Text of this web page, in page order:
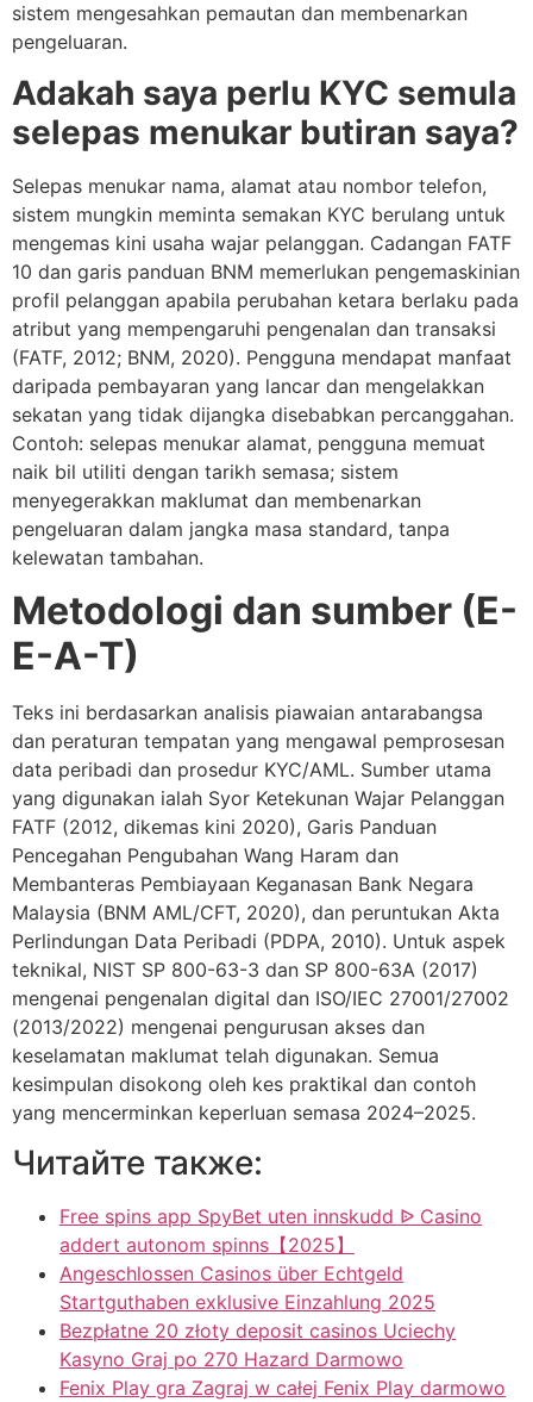
sistem mengesahkan pemautan dan membenarkan
pengeluaran.
Adakah saya perlu KYC semula
selepas menukar butiran saya?
Selepas menukar nama, alamat atau nombor telefon,
sistem mungkin meminta semakan KYC berulang untuk
mengemas kini usaha wajar pelanggan. Cadangan FATF
10 dan garis panduan BNM memerlukan pengemaskinian
profil pelanggan apabila perubahan ketara berlaku pada
atribut yang mempengaruhi pengenalan dan transaksi
(FATF, 2012; BNM, 2020). Pengguna mendapat manfaat
daripada pembayaran yang lancar dan mengelakkan
sekatan yang tidak dijangka disebabkan percanggahan.
Contoh: selepas menukar alamat, pengguna memuat
naik bil utiliti dengan tarikh semasa; sistem
menyegerakkan maklumat dan membenarkan
pengeluaran dalam jangka masa standard, tanpa
kelewatan tambahan.
Metodologi dan sumber (E-
E-A-T)
Teks ini berdasarkan analisis piawaian antarabangsa
dan peraturan tempatan yang mengawal pemprosesan
data peribadi dan prosedur KYC/AML. Sumber utama
yang digunakan ialah Syor Ketekunan Wajar Pelanggan
FATF (2012, dikemas kini 2020), Garis Panduan
Pencegahan Pengubahan Wang Haram dan
Membanteras Pembiayaan Keganasan Bank Negara
Malaysia (BNM AML/CFT, 2020), dan peruntukan Akta
Perlindungan Data Peribadi (PDPA, 2010). Untuk aspek
teknikal, NIST SP 800-63-3 dan SP 800-63A (2017)
mengenai pengenalan digital dan ISO/IEC 27001/27002
(2013/2022) mengenai pengurusan akses dan
keselamatan maklumat telah digunakan. Semua
kesimpulan disokong oleh kes praktikal dan contoh
yang mencerminkan keperluan semasa 2024–2025.
Читайте также:
Free spins app SpyBet uten innskudd ᐉ Casino
addert autonom spinns【2025】
Angeschlossen Casinos über Echtgeld
Startguthaben exklusive Einzahlung 2025
Bezpłatne 20 złoty deposit casinos Uciechy
Kasyno Graj po 270 Hazard Darmowo
Fenix Play gra Zagraj w całej Fenix Play darmowo